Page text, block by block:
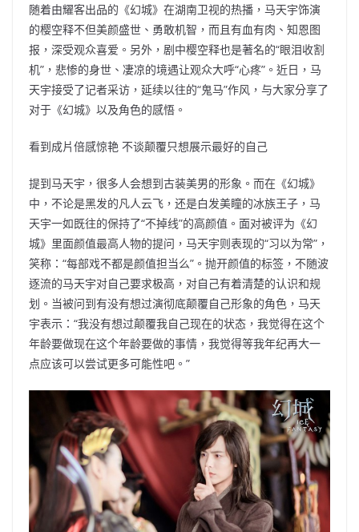
随着由耀客出品的《幻城》在湖南卫视的热播，马天宇饰演
的樱空释不但美颜盛世、勇敢机智，而且有血有肉、知恩图
报，深受观众喜爱。另外，剧中樱空释也是著名的“眼泪收割
机”，悲惨的身世、凄凉的境遇让观众大呼“心疼”。近日，马
天宇接受了记者采访，延续以往的“鬼马”作风，与大家分享了
对于《幻城》以及角色的感悟。
看到成片倍感惊艳 不谈颠覆只想展示最好的自己
提到马天宇，很多人会想到古装美男的形象。而在《幻城》
中，不论是黑发的凡人云飞，还是白发美瞳的冰族王子，马
天宇一如既往的保持了“不掉线”的高颜值。面对被评为《幻
城》里面颜值最高人物的提问，马天宇则表现的“习以为常”，
笑称：“每部戏不都是颜值担当么”。抛开颜值的标签，不随波
逐流的马天宇对自己要求极高，对自己有着清楚的认识和规
划。当被问到有没有想过演彻底颠覆自己形象的角色，马天
宇表示：“我没有想过颠覆我自己现在的状态，我觉得在这个
年龄要做现在这个年龄要做的事情，我觉得等我年纪再大一
点应该可以尝试更多可能性吧。”